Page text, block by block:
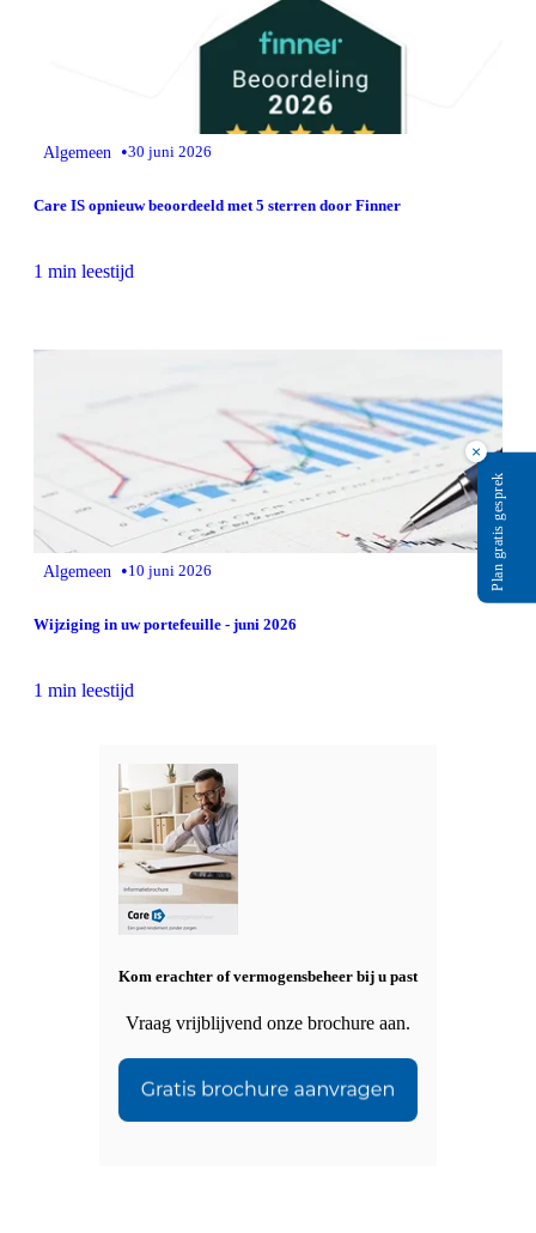
Algemeen •30 juni 2026
Care IS opnieuw beoordeeld met 5 sterren door Finner
1 min leestijd
Algemeen •10 juni 2026
Wijziging in uw portefeuille - juni 2026
1 min leestijd
Kom erachter of vermogensbeheer bij u past
Vraag vrijblijvend onze brochure aan.
×
Plan gratis gesprek